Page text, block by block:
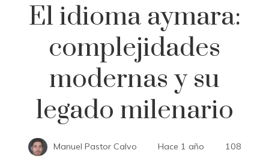
El idioma aymara:
complejidades
modernas y su
legado milenario
Manuel Pastor Calvo Hace 1 año 108